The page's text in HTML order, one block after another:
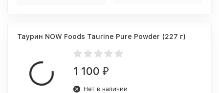
Таурин NOW Foods Taurine Pure Powder (227 г)
1 100 ₽
Нет в наличии